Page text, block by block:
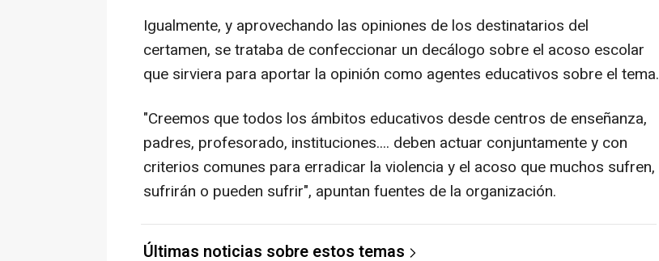
Igualmente, y aprovechando las opiniones de los destinatarios del
certamen, se trataba de confeccionar un decálogo sobre el acoso escolar
que sirviera para aportar la opinión como agentes educativos sobre el tema.
"Creemos que todos los ámbitos educativos desde centros de enseñanza,
padres, profesorado, instituciones.... deben actuar conjuntamente y con
criterios comunes para erradicar la violencia y el acoso que muchos sufren,
sufrirán o pueden sufrir", apuntan fuentes de la organización.
Últimas noticias sobre estos temas